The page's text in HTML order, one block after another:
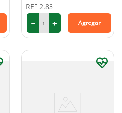
REF 2.83
＋
－ Agregar